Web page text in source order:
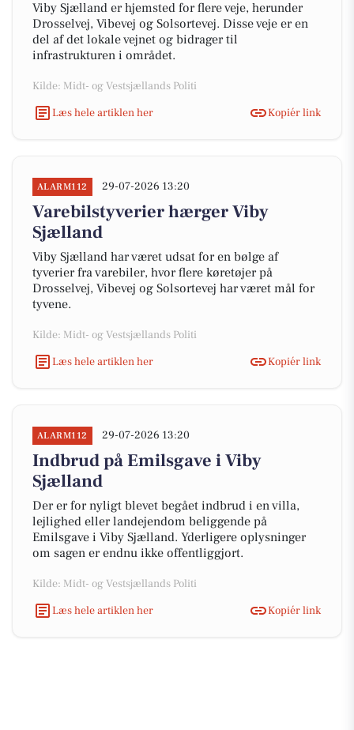
Viby Sjælland er hjemsted for flere veje, herunder
Drosselvej, Vibevej og Solsortevej. Disse veje er en
del af det lokale vejnet og bidrager til
infrastrukturen i området.
Kilde: Midt- og Vestsjællands Politi
Læs hele artiklen her
Kopiér link
ALARM112 29-07-2026 13:20
Varebilstyverier hærger Viby
Sjælland
Viby Sjælland har været udsat for en bølge af
tyverier fra varebiler, hvor flere køretøjer på
Drosselvej, Vibevej og Solsortevej har været mål for
tyvene.
Kilde: Midt- og Vestsjællands Politi
Læs hele artiklen her
Kopiér link
ALARM112 29-07-2026 13:20
Indbrud på Emilsgave i Viby
Sjælland
Der er for nyligt blevet begået indbrud i en villa,
lejlighed eller landejendom beliggende på
Emilsgave i Viby Sjælland. Yderligere oplysninger
om sagen er endnu ikke offentliggjort.
Kilde: Midt- og Vestsjællands Politi
Læs hele artiklen her
Kopiér link